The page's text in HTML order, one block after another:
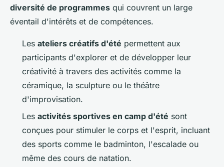
diversité de programmes qui couvrent un large
éventail d'intérêts et de compétences.
Les ateliers créatifs d'été permettent aux
participants d'explorer et de développer leur
créativité à travers des activités comme la
céramique, la sculpture ou le théâtre
d'improvisation.
Les activités sportives en camp d'été sont
conçues pour stimuler le corps et l'esprit, incluant
des sports comme le badminton, l'escalade ou
même des cours de natation.